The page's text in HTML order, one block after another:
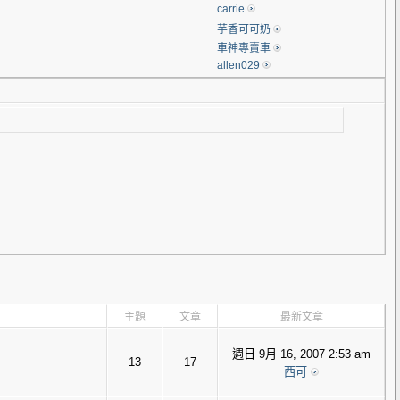
carrie
芋香可可奶
車神專賣車
allen029
主題 文章 最新文章
13 17
週日 9月 16, 2007 2:53 am
西可